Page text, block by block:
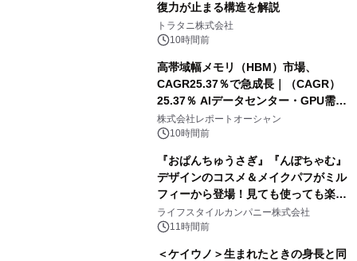
復力が止まる構造を解説
トラタニ株式会社
10時間前
高帯域幅メモリ（HBM）市場、
CAGR25.37％で急成長｜（CAGR）
25.37％ AIデータセンター・GPU需要
拡大が2035年の市場成長を牽引
株式会社レポートオーシャン
10時間前
『おぱんちゅうさぎ』『んぽちゃむ』
デザインのコスメ＆メイクパフがミル
フィーから登場！見ても使っても楽し
い、ポップでキュートなコレクショ
ン。
ライフスタイルカンパニー株式会社
11時間前
＜ケイウノ＞生まれたときの身長と同